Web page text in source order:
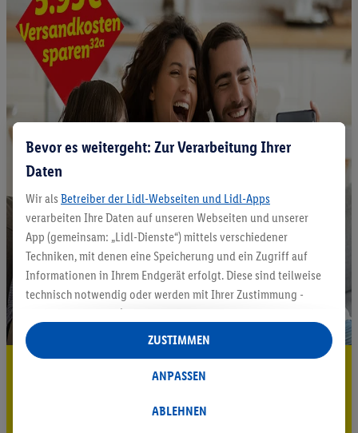
5.95 € Versand sparen³²ᵃ
Bevor es weitergeht: Zur Verarbeitung Ihrer
Daten
Wir als Betreiber der Lidl-Webseiten und Lidl-Apps
verarbeiten Ihre Daten auf unseren Webseiten und unserer
App (gemeinsam: „Lidl-Dienste“) mittels verschiedener
Techniken, mit denen eine Speicherung und ein Zugriff auf
Informationen in Ihrem Endgerät erfolgt. Diese sind teilweise
technisch notwendig oder werden mit Ihrer Zustimmung -
auch durch Partner (u.a.
Verantwortliche; im Zusammenhang mit dem IAB TCF
insgesamt
Statistik-Erstellung oder für personalisierte Werbung
Datenverarbeitungen für personalisierte Werbung werden
ABLEHNEN
ANPASSEN
ZUSTIMMEN